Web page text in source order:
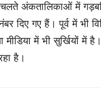
अंकतालिकाओं में
दिए गए हैं। पूर्व में भी
में भी सुर्खियों में
है।